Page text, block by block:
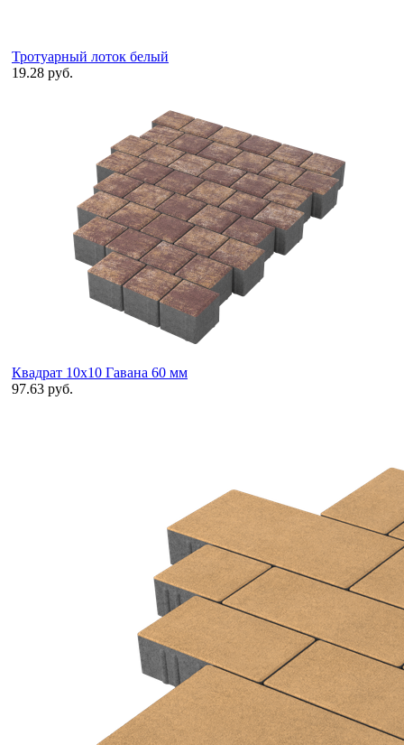
Тротуарный лоток белый
19.28 руб.
Квадрат 10х10 Гавана 60 мм
97.63 руб.